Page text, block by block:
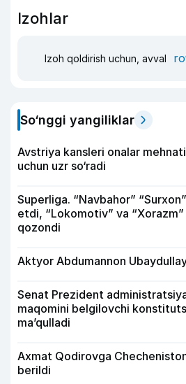
Izohlar
Izoh qoldirish uchun, avval
So‘nggi yangiliklar
Avstriya kansleri onalar
uchun uzr so‘radi
Superliga. “Navbahor”
etdi, “Lokomotiv” va “Xorazm”
qozondi
Aktyor Abdu­mannon
Senat Prezident
maqomini belgilovchi
ma’qulladi
Axmat Qodirovga
berildi